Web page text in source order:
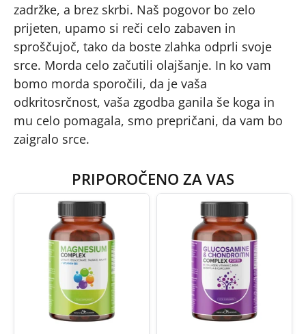
zadržke, a brez skrbi. Naš pogovor bo zelo
prijeten, upamo si reči celo zabaven in
sproščujoč, tako da boste zlahka odprli svoje
srce. Morda celo začutili olajšanje. In ko vam
bomo morda sporočili, da je vaša
odkritosrčnost, vaša zgodba ganila še koga in
mu celo pomagala, smo prepričani, da vam bo
zaigralo srce.
PRIPOROČENO ZA VAS